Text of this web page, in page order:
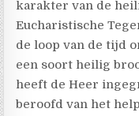
karakter van de
Eucharistische
de loop van de tijd
een soort heilig
heeft de Heer
beroofd van het